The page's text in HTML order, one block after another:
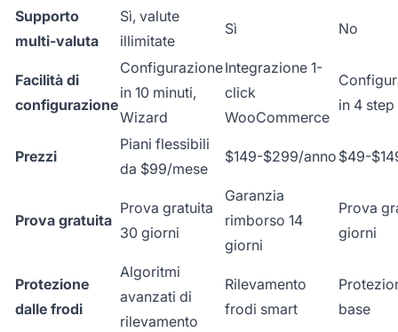
Supporto
multi-valuta
Sì, valute
illimitate
Sì No
Facilità di
configurazione
Configurazione
in 10 minuti,
Wizard
Integrazione 1-
click
WooCommerce
in 4 step
Prezzi
Piani flessibili
da $99/mese
$149-$299/anno $49-
Prova gratuita
Prova gratuita
30 giorni
Garanzia
rimborso 14
giorni
Prova
giorni
Protezione
dalle frodi
Algoritmi
avanzati di
rilevamento
Rilevamento
frodi smart
base